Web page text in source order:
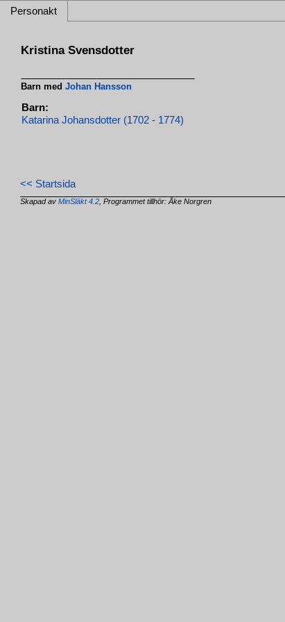
Personakt
Kristina Svensdotter
Barn medJohan Hansson
Barn:
Katarina Johansdotter (1702 - 1774)
<< Startsida
Skapad avMinSläkt 4.2 , Programmet tillhör: Åke Norgren